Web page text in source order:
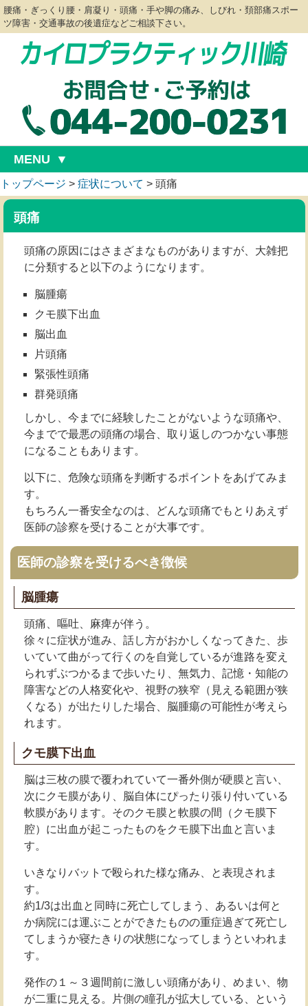
腰痛・ぎっくり腰・肩凝り・頭痛・手や脚の痛み、しびれ・頚部痛スポー
ツ障害・交通事故の後遺症などご相談下さい。
MENU
トップページ > 症状について > 頭痛
頭痛
頭痛の原因にはさまざまなものがありますが、大雑把
に分類すると以下のようになります。
脳腫瘍
クモ膜下出血
脳出血
片頭痛
緊張性頭痛
群発頭痛
しかし、今までに経験したことがないような頭痛や、
今までで最悪の頭痛の場合、取り返しのつかない事態
になることもあります。
以下に、危険な頭痛を判断するポイントをあげてみま
す。
もちろん一番安全なのは、どんな頭痛でもとりあえず
医師の診察を受けることが大事です。
医師の診察を受けるべき徴候
脳腫瘍
頭痛、嘔吐、麻痺が伴う。
徐々に症状が進み、話し方がおかしくなってきた、歩
いていて曲がって行くのを自覚しているが進路を変え
られずぶつかるまで歩いたり、無気力、記憶・知能の
障害などの人格変化や、視野の狭窄（見える範囲が狭
くなる）が出たりした場合、脳腫瘍の可能性が考えら
れます。
クモ膜下出血
脳は三枚の膜で覆われていて一番外側が硬膜と言い、
次にクモ膜があり、脳自体にぴったり張り付いている
軟膜があります。そのクモ膜と軟膜の間（クモ膜下
腔）に出血が起こったものをクモ膜下出血と言いま
す。
いきなりバットで殴られた様な痛み、と表現されま
す。
約1/3は出血と同時に死亡してしまう、あるいは何と
か病院には運ぶことができたものの重症過ぎて死亡し
てしまうか寝たきりの状態になってしまうといわれま
す。
発作の１～３週間前に激しい頭痛があり、めまい、物
が二重に見える。片側の瞳孔が拡大している、という